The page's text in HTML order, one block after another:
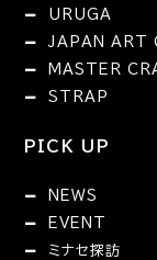
URUGA
JAPAN ART
MASTER
STRAP
PICK UP
NEWS
EVENT
ミナセ探訪